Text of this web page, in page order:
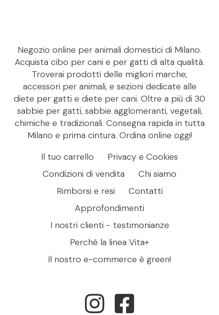
Negozio online per animali domestici di Milano.
Acquista cibo per cani e per gatti di alta qualità.
Troverai prodotti delle migliori marche,
accessori per animali, e sezioni dedicate alle
diete per gatti e diete per cani. Oltre a più di 30
sabbie per gatti, sabbie agglomeranti, vegetali,
chimiche e tradizionali. Consegna rapida in tutta
Milano e prima cintura. Ordina online oggi!
Il tuo carrello
Privacy e Cookies
Condizioni di vendita
Chi siamo
Rimborsi e resi
Contatti
Approfondimenti
I nostri clienti - testimonianze
Perché la linea Vita+
Il nostro e-commerce è green!